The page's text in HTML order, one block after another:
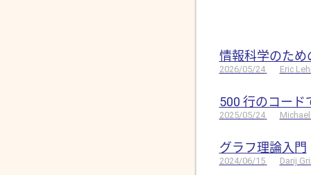
情報科学のため
2026/05/24 Eric
500 行のコード
2025/05/24
グラフ理論入門
2024/06/15 Darij